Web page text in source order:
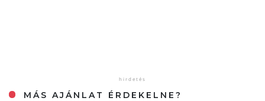
MÁS AJÁNLAT ÉRDEKELNE?